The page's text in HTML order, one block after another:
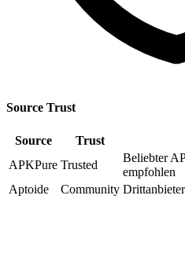
Source Trust
Source Trust
APKPure Trusted
Beliebter
empfohlen
Aptoide
Community